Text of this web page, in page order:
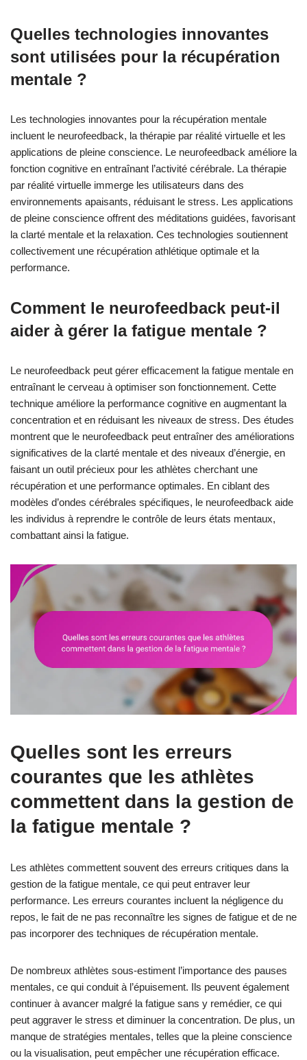
Quelles technologies innovantes
sont utilisées pour la récupération
mentale ?
Les technologies innovantes pour la récupération mentale
incluent le neurofeedback, la thérapie par réalité virtuelle et les
applications de pleine conscience. Le neurofeedback améliore la
fonction cognitive en entraînant l’activité cérébrale. La thérapie
par réalité virtuelle immerge les utilisateurs dans des
environnements apaisants, réduisant le stress. Les applications
de pleine conscience offrent des méditations guidées, favorisant
la clarté mentale et la relaxation. Ces technologies soutiennent
collectivement une récupération athlétique optimale et la
performance.
Comment le neurofeedback peut-il
aider à gérer la fatigue mentale ?
Le neurofeedback peut gérer efficacement la fatigue mentale en
entraînant le cerveau à optimiser son fonctionnement. Cette
technique améliore la performance cognitive en augmentant la
concentration et en réduisant les niveaux de stress. Des études
montrent que le neurofeedback peut entraîner des améliorations
significatives de la clarté mentale et des niveaux d’énergie, en
faisant un outil précieux pour les athlètes cherchant une
récupération et une performance optimales. En ciblant des
modèles d’ondes cérébrales spécifiques, le neurofeedback aide
les individus à reprendre le contrôle de leurs états mentaux,
combattant ainsi la fatigue.
Quelles sont les erreurs
courantes que les athlètes
commettent dans la gestion de
la fatigue mentale ?
Les athlètes commettent souvent des erreurs critiques dans la
gestion de la fatigue mentale, ce qui peut entraver leur
performance. Les erreurs courantes incluent la négligence du
repos, le fait de ne pas reconnaître les signes de fatigue et de ne
pas incorporer des techniques de récupération mentale.
De nombreux athlètes sous-estiment l’importance des pauses
mentales, ce qui conduit à l’épuisement. Ils peuvent également
continuer à avancer malgré la fatigue sans y remédier, ce qui
peut aggraver le stress et diminuer la concentration. De plus, un
manque de stratégies mentales, telles que la pleine conscience
ou la visualisation, peut empêcher une récupération efficace.